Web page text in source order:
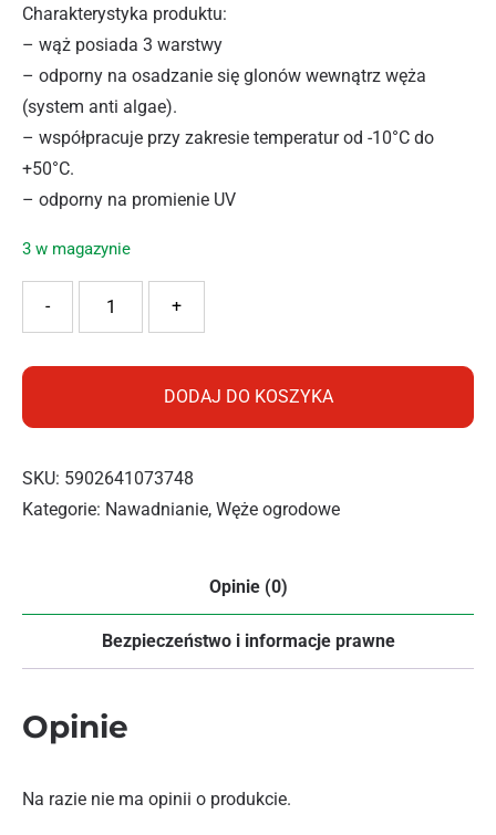
Charakterystyka produktu:
– wąż posiada 3 warstwy
– odporny na osadzanie się glonów wewnątrz węża
(system anti algae).
– współpracuje przy zakresie temperatur od -10°C do
+50°C.
– odporny na promienie UV
3 w magazynie
+
-
DODAJ DO KOSZYKA
SKU: 5902641073748
Kategorie: Nawadnianie, Węże ogrodowe
Opinie (0)
Bezpieczeństwo i informacje prawne
Opinie
Na razie nie ma opinii o produkcie.